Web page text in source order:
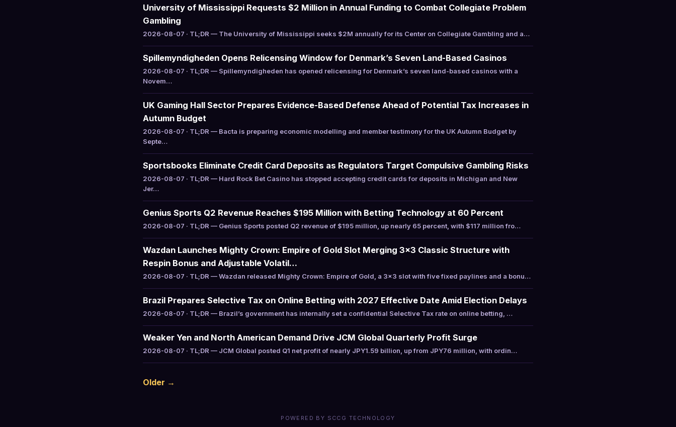
University of Mississippi Requests $2 Million in Annual Funding to Combat Collegiate Problem
Gambling
2026-08-07 · TL;DR — The University of Mississippi seeks $2M annually for its Center on Collegiate Gambling and a…
Spillemyndigheden Opens Relicensing Window for Denmark’s Seven Land-Based Casinos
2026-08-07 · TL;DR — Spillemyndigheden has opened relicensing for Denmark’s seven land-based casinos with a
Novem…
UK Gaming Hall Sector Prepares Evidence-Based Defense Ahead of Potential Tax Increases in
Autumn Budget
2026-08-07 · TL;DR — Bacta is preparing economic modelling and member testimony for the UK Autumn Budget by
Septe…
Sportsbooks Eliminate Credit Card Deposits as Regulators Target Compulsive Gambling Risks
2026-08-07 · TL;DR — Hard Rock Bet Casino has stopped accepting credit cards for deposits in Michigan and New
Jer…
Genius Sports Q2 Revenue Reaches $195 Million with Betting Technology at 60 Percent
2026-08-07 · TL;DR — Genius Sports posted Q2 revenue of $195 million, up nearly 65 percent, with $117 million fro…
Wazdan Launches Mighty Crown: Empire of Gold Slot Merging 3×3 Classic Structure with
Respin Bonus and Adjustable Volatil…
2026-08-07 · TL;DR — Wazdan released Mighty Crown: Empire of Gold, a 3×3 slot with five fixed paylines and a bonu…
Brazil Prepares Selective Tax on Online Betting with 2027 Effective Date Amid Election Delays
2026-08-07 · TL;DR — Brazil’s government has internally set a confidential Selective Tax rate on online betting, …
Weaker Yen and North American Demand Drive JCM Global Quarterly Profit Surge
2026-08-07 · TL;DR — JCM Global posted Q1 net profit of nearly JPY1.59 billion, up from JPY76 million, with ordin…
Older →
POWERED BY SCCG TECHNOLOGY